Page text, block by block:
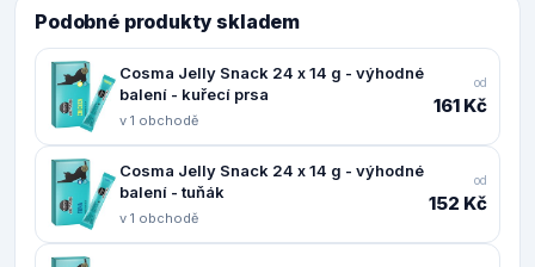
Podobné produkty skladem
Cosma Jelly Snack 24 x 14 g - výhodné
balení - kuřecí prsa
v 1 obchodě
od
161 Kč
Cosma Jelly Snack 24 x 14 g - výhodné
balení - tuňák
v 1 obchodě
od
152 Kč